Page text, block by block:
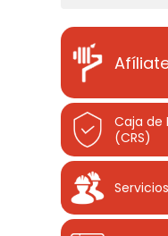
Caja de
(CRS)